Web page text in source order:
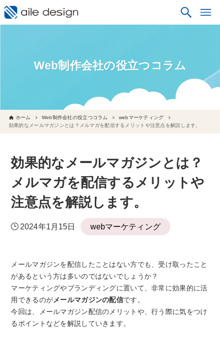
Web制作会社の役立つコラム
ホーム Web制作会社の役立つコラム
webマーケティング
効果的なメールマガジンとは？メルマガを配信するメリットや注意点を解説します。
効果的なメールマガジンとは？
メルマガを配信するメリットや
注意点を解説します。
2024年1月15日 webマーケティング
メールマガジンを配信したことはない方でも、受け取ったこと
があるという方は多いのではないでしょうか？
マーケティングやブランディングに置いて、非常に効果的に活
用できるのがメールマガジンの配信です。
今回は、メールマガジン配信のメリットや、行う際に気をつけ
るポイントなどを解説していきます。